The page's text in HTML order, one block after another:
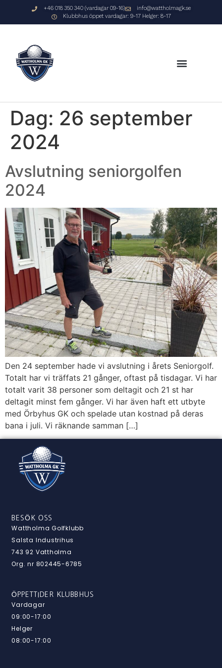
+46 018 350 340 (vardagar 09-16)
info@wattholmagk.se
Klubbhus öppet vardagar: 9-17 Helger: 8-17
Dag: 26 september
2024
Avslutning seniorgolfen
2024
Den 24 september hade vi avslutning i årets Seniorgolf.
Totalt har vi träffats 21 gånger, oftast på tisdagar. Vi har
totalt varit 38 personer som deltagit och 21 st har
deltagit minst fem gånger. Vi har även haft ett utbyte
med Örbyhus GK och spelade utan kostnad på deras
bana i juli. Vi räknande samman […]
BESÖK OSS
Wattholma Golfklubb
Salsta Industrihus
743 92 Vattholma
Org. nr 802445-6785
ÖPPETTIDER KLUBBHUS
Vardagar
09:00-17:00
Helger
08:00-17:00